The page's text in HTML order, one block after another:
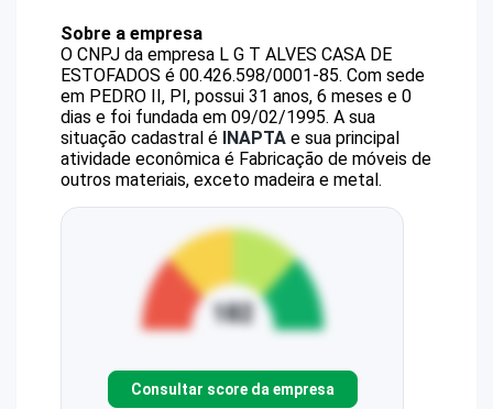
Sobre a empresa
O CNPJ da empresa L G T ALVES CASA DE
ESTOFADOS é 00.426.598/0001-85. Com sede
em PEDRO II, PI, possui 31 anos, 6 meses e 0
dias e foi fundada em 09/02/1995. A sua
situação cadastral é INAPTA e sua principal
atividade econômica é Fabricação de móveis de
outros materiais, exceto madeira e metal.
Consultar score da empresa